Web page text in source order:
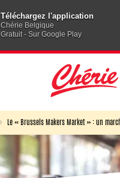
Téléchargez l'application
Chérie Belgique
Gratuit - Sur Google Play
Le « Brussels Makers Market » : un